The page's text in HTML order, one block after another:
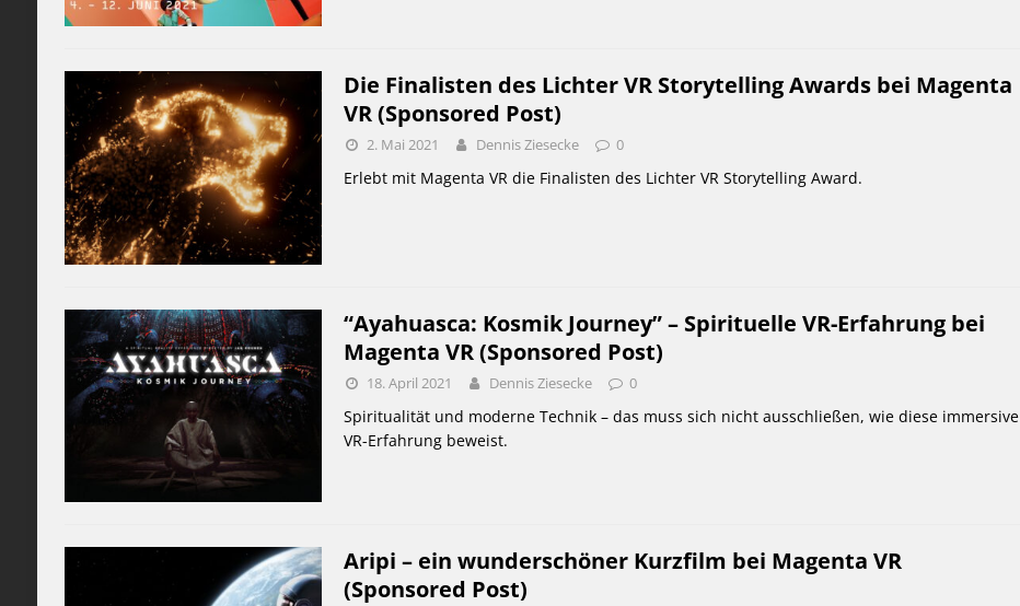
Die Finalisten des Lichter VR Storytelling Awards bei Magenta
VR (Sponsored Post)
2. Mai 2021 Dennis Ziesecke 0
Erlebt mit Magenta VR die Finalisten des Lichter VR Storytelling Award.
“Ayahuasca: Kosmik Journey” – Spirituelle VR-Erfahrung bei
Magenta VR (Sponsored Post)
18. April 2021 Dennis Ziesecke 0
Spiritualität und moderne Technik – das muss sich nicht ausschließen, wie diese immersive
VR-Erfahrung beweist.
Aripi – ein wunderschöner Kurzfilm bei Magenta VR
(Sponsored Post)